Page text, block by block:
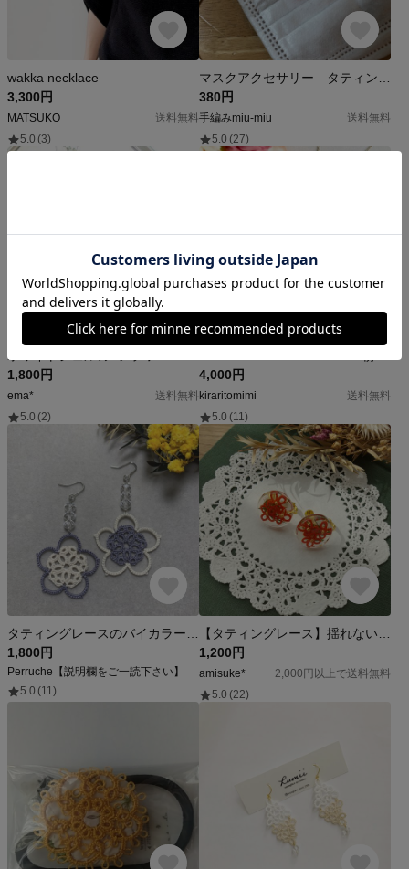
wakka necklace
3,300円
MATSUKO
送料無料
5.0 (3)
380円
手編みmiu-miu
送料無料
5.0 (27)
1,800円
ema*
送料無料
5.0 (2)
4,000円
kiraritomimi
送料無料
5.0 (11)
1,800円
Perruche【説明欄をご一読下さい】
5.0 (11)
1,200円
amisuke*
2,000円以上で送料無料
5.0 (22)